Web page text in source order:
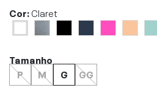
Cor:Claret
Tamanho
P
M G GG